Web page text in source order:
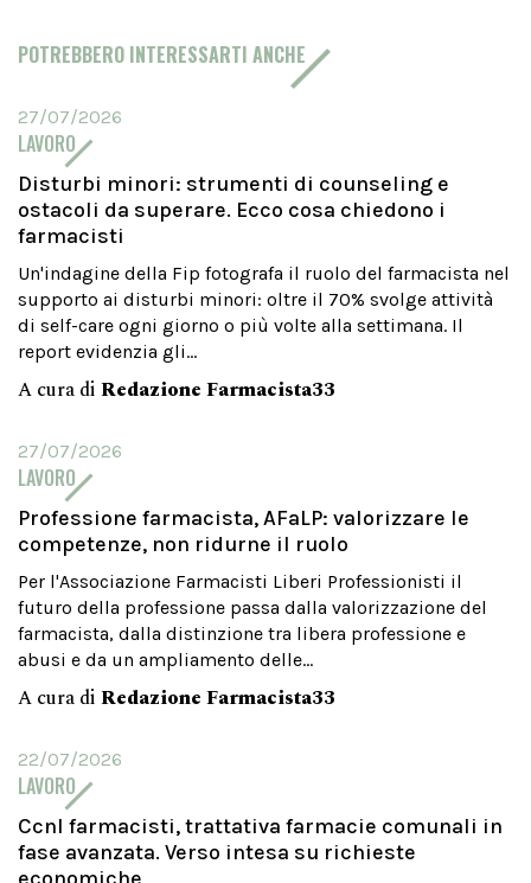
POTREBBERO INTERESSARTI ANCHE
27/07/2026
LAVORO
Disturbi minori: strumenti di counseling e
ostacoli da superare. Ecco cosa chiedono i
farmacisti
Un'indagine della Fip fotografa il ruolo del farmacista nel
supporto ai disturbi minori: oltre il 70% svolge attività
di self-care ogni giorno o più volte alla settimana. Il
report evidenzia gli...
A cura di Redazione Farmacista33
27/07/2026
LAVORO
Professione farmacista, AFaLP: valorizzare le
competenze, non ridurne il ruolo
Per l'Associazione Farmacisti Liberi Professionisti il
futuro della professione passa dalla valorizzazione del
farmacista, dalla distinzione tra libera professione e
abusi e da un ampliamento delle...
A cura di Redazione Farmacista33
22/07/2026
LAVORO
Ccnl farmacisti, trattativa farmacie comunali in
fase avanzata. Verso intesa su richieste